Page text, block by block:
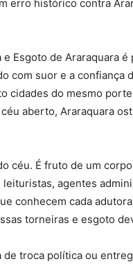
erro histórico contra
e Esgoto de Araraquara
com suor e a
cidades do mesmo
aberto, Araraquara
céu. É fruto de um
agentes
conhecem cada
torneiras e esgoto
de troca política ou